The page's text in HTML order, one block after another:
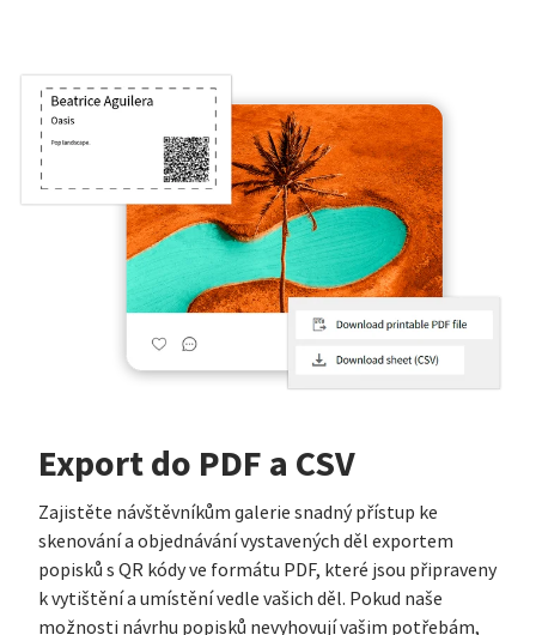
Export do PDF a CSV
Zajistěte návštěvníkům galerie snadný přístup ke
skenování a objednávání vystavených děl exportem
popisků s QR kódy ve formátu PDF, které jsou připraveny
k vytištění a umístění vedle vašich děl. Pokud naše
možnosti návrhu popisků nevyhovují vašim potřebám,